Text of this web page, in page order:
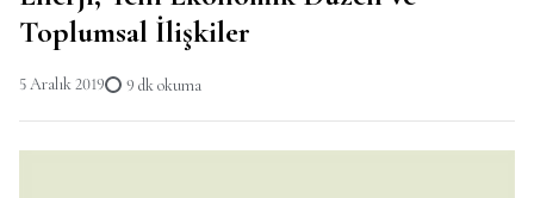
Toplumsal İlişkiler
5 Aralık 2019 9 dk okuma